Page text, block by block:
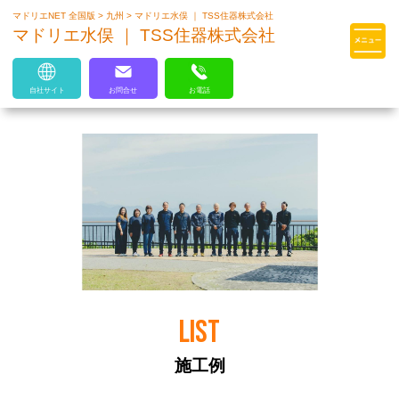
マドリエはLIXILの厳しい基準を
クリアした住まいのプロ集団です
マドリエNET 全国版> 九州>マドリエ水俣 ｜ TSS住器株式会社
マドリエ水俣 ｜ TSS住器株式会社
自社サイト お問合せ お電話
LIST
施工例